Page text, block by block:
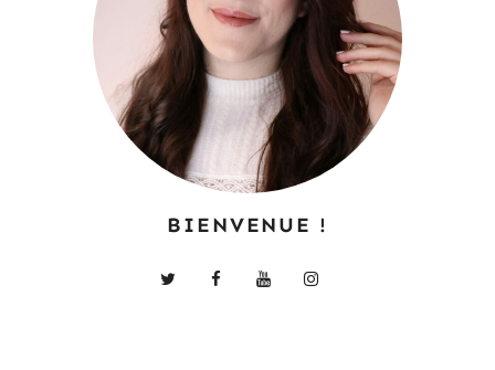
BIENVENUE !